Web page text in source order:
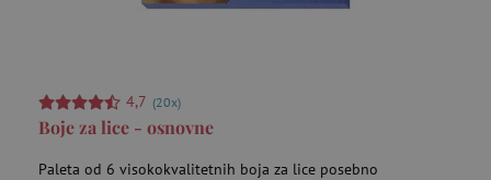
4,7 (20x)
Boje za lice - osnovne
Paleta od 6 visokokvalitetnih boja za lice posebno